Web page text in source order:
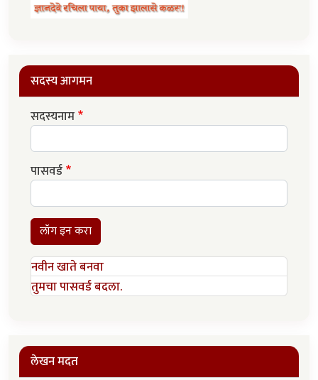
सदस्य आगमन
सदस्यनाम
पासवर्ड
लॉग इन करा
नवीन खाते बनवा
तुमचा पासवर्ड बदला.
लेखन मदत